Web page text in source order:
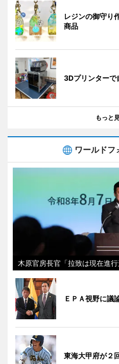
レジンの御守り
商品
3Dプリンターで
もっと
ワールドフ
木原官房長官「拉致は現在進行
ＥＰＡ視野に議
東海大甲府が２